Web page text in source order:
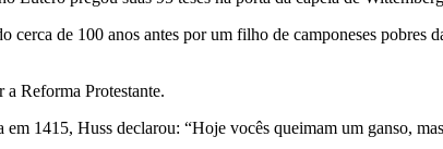
de 100 anos antes por um filho de camponeses pobres
Reforma Protestante.
1415, Huss declarou: “Hoje vocês queimam um ganso,